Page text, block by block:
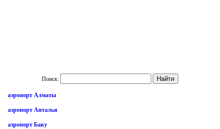
Поиск:
аэропорт Алматы
аэропорт Анталья
аэропорт Баку